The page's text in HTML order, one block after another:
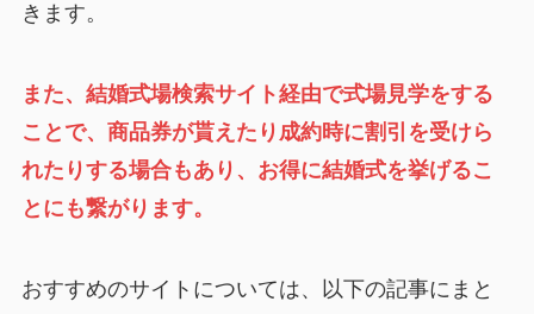
きます。
また、結婚式場検索サイト経由で式場見学をする
ことで、商品券が貰えたり成約時に割引を受けら
れたりする場合もあり、お得に結婚式を挙げるこ
とにも繋がります。
おすすめのサイトについては、以下の記事にまと